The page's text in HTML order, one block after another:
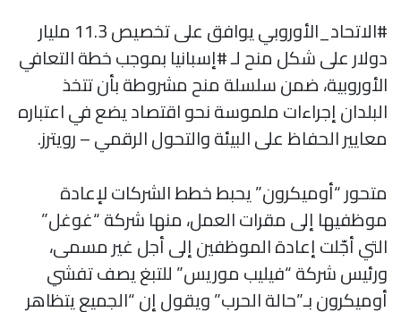
#الاتحاد_الأوروبي يوافق على تخصيص 11.3 مليار
دولار على شكل منح لـ #إسبانيا بموجب خطة التعافي
الأوروبية، ضمن سلسلة منح مشروطة بأن تتخذ
البلدان إجراءات ملموسة نحو اقتصاد يضع في اعتباره
معايير الحفاظ على البيئة والتحول الرقمي – رويترز.
متحور “أوميكرون” يحبط خطط الشركات لإعادة
موظفيها إلى مقرات العمل، منها شركة “غوغل”
التي أجّلت إعادة الموظفين إلى أجل غير مسمى،
ورئيس شركة “فيليب موريس” للتبغ يصف تفشي
أوميكرون بـ”حالة الحرب” ويقول إن “الجميع يتظاهر